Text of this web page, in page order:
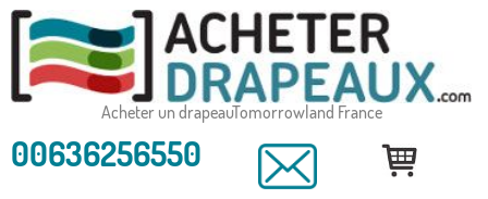
Acheter un drapeauTomorrowland France
00636256550